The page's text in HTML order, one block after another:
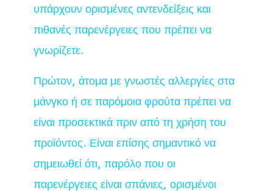
υπάρχουν ορισμένες αντενδείξεις και
πιθανές παρενέργειες που πρέπει να
γνωρίζετε.
Πρώτον, άτομα με γνωστές αλλεργίες στα
μάνγκο ή σε παρόμοια φρούτα πρέπει να
είναι προσεκτικά πριν από τη χρήση του
προϊόντος. Είναι επίσης σημαντικό να
σημειωθεί ότι, παρόλο που οι
παρενέργειες είναι σπάνιες, ορισμένοι